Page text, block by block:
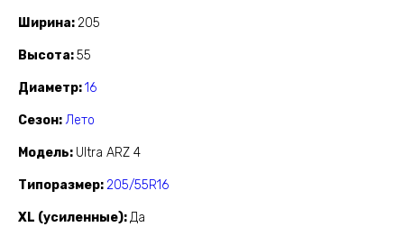
Ширина 205
Высота 55
Диаметр 16
Сезон Лето
Модель Ultra ARZ 4
Типоразмер 205/55R16
XL (усиленные) Да